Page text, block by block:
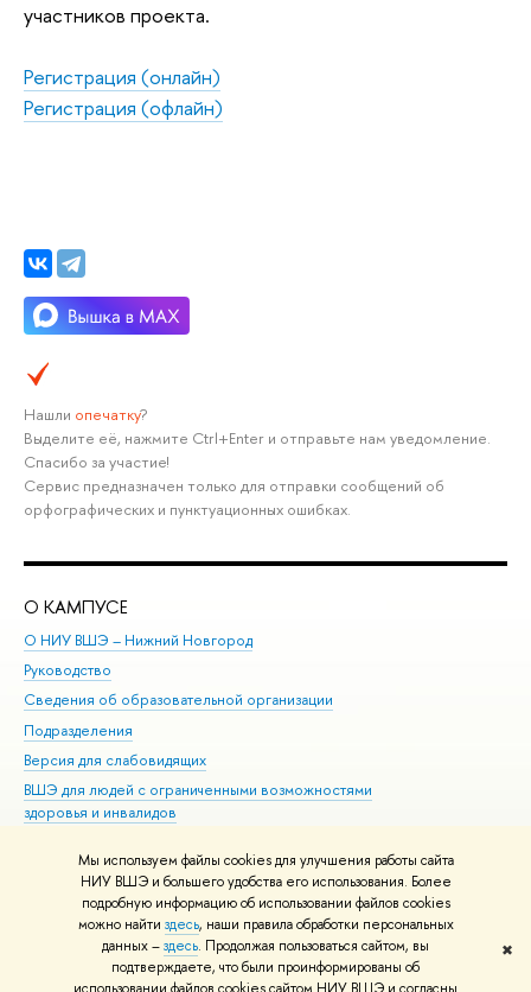
Мы используем файлы cookies для улучшения работы сайта
НИУ ВШЭ и большего удобства его использования. Более
подробную информацию об использовании файлов cookies
можно найти здесь, наши правила обработки персональных
данных –здесь. Продолжая пользоваться сайтом, вы
подтверждаете, что были проинформированы об
✖
участников проекта.
Регистрация (онлайн)
Регистрация (офлайн)
Нашли опечатку?
Выделите её, нажмите Ctrl+Enter и отправьте нам уведомление.
Спасибо за участие!
Сервис предназначен только для отправки сообщений об
орфографических и пунктуационных ошибках.
О КАМПУСЕ
О НИУ ВШЭ – Нижний Новгород
Руководство
Сведения об образовательной организации
Подразделения
Версия для слабовидящих
ВШЭ для людей с ограниченными возможностями
здоровья и инвалидов